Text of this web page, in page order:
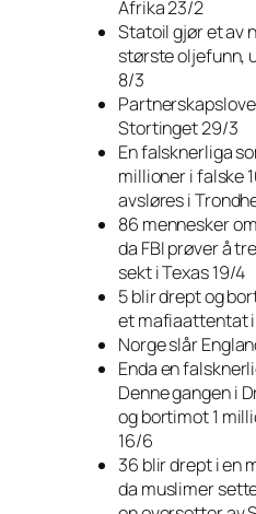
Afrika 23/2
Statoil gjør et av
største oljefunn,
8/3
Stortinget 29/3
En falsknerliga
millioner i falske
avsløres i
86 mennesker
da FBI prøver å
sekt i Texas 19/4
5 blir drept og
et mafiaattentat i
Norge slår
Enda en
Denne gangen i
og bortimot 1
16/6
36 blir drept i en
da muslimer